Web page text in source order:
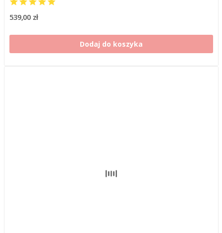
539,00 zł
Dodaj do koszyka